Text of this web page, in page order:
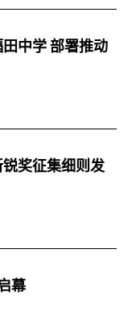
中学 部署推动
奖征集细则发
幕